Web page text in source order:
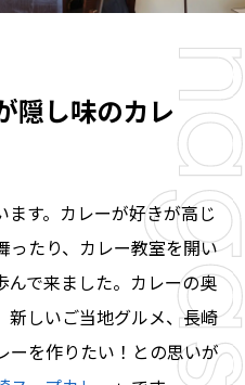
隠し味のカレ
す。カレーが好きが高じ
ったり、カレー教室を開い
んで来ました。カレーの奥
新しいご当地グルメ、長崎
ーを作りたい！との思いが